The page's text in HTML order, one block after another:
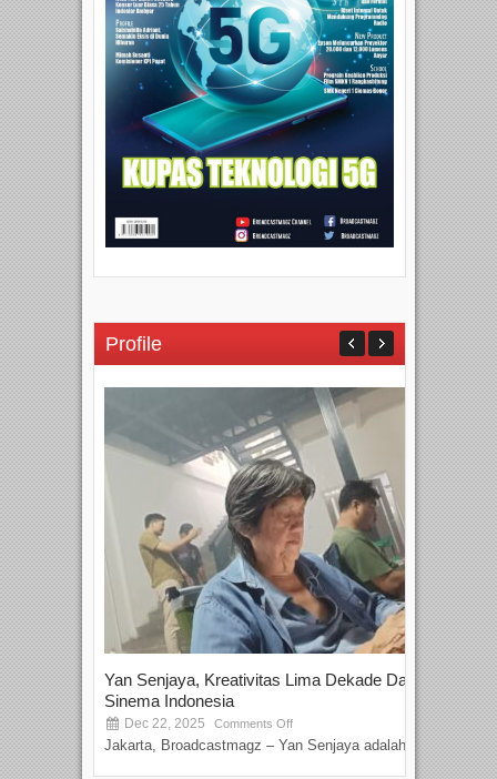
Profile
Yan Senjaya, Kreativitas Lima Dekade Dalam
Sinema Indonesia
Dec 22, 2025 Comments Off
Jakarta, Broadcastmagz – Yan Senjaya adalah...